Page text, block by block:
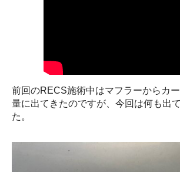
前回のRECS施術中はマフラーからカ
量に出てきたのですが、今回は何も出
た。